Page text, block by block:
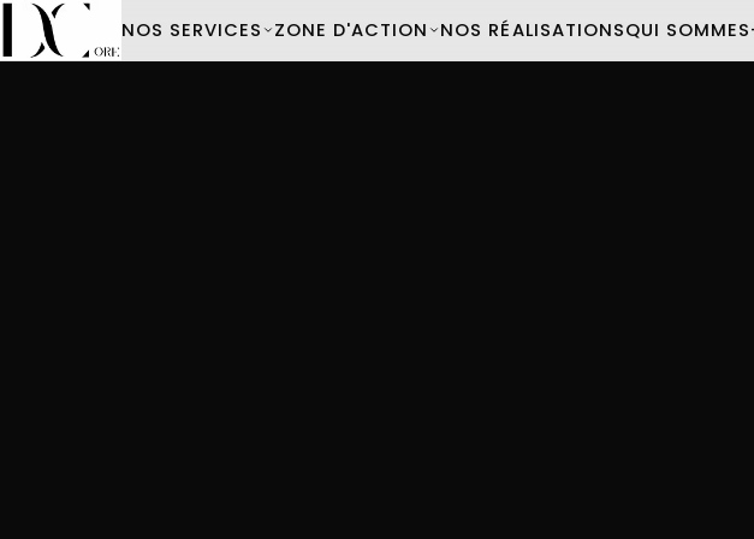
NOS SERVICES ZONE D'ACTION NOS RÉALISATIONSQUI